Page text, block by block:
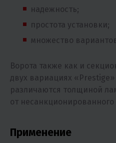
надежность;
простота установки;
множество
Ворота также как и
двух вариациях
различаются толщиной
от
Применение